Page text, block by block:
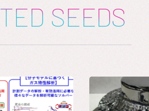
TED SEEDS